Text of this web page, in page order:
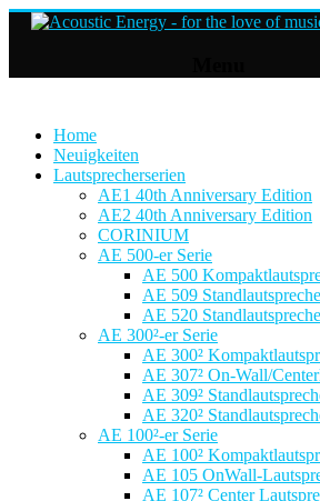
Home
Neuigkeiten
Lautsprecherserien
AE1 40th Anniversary Edition
AE2 40th Anniversary Edition
CORINIUM
AE 500-er Serie
AE 500
AE 509
AE 520
AE 300²-er Serie
AE 300²
AE 307² On-Wall/
AE 309²
AE 320²
AE 100²-er Serie
AE 100²
AE 105 OnWall-
AE 107² Center
Lautsprecher